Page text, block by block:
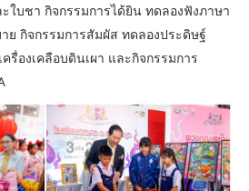
บชา กิจกรรมการได้ยิน ทดลองฟังภาษา
ย กิจกรรมการสัมผัส ทดลองประดิษฐ์
รื่องเคลือบดินเผา และกิจกรรมการ